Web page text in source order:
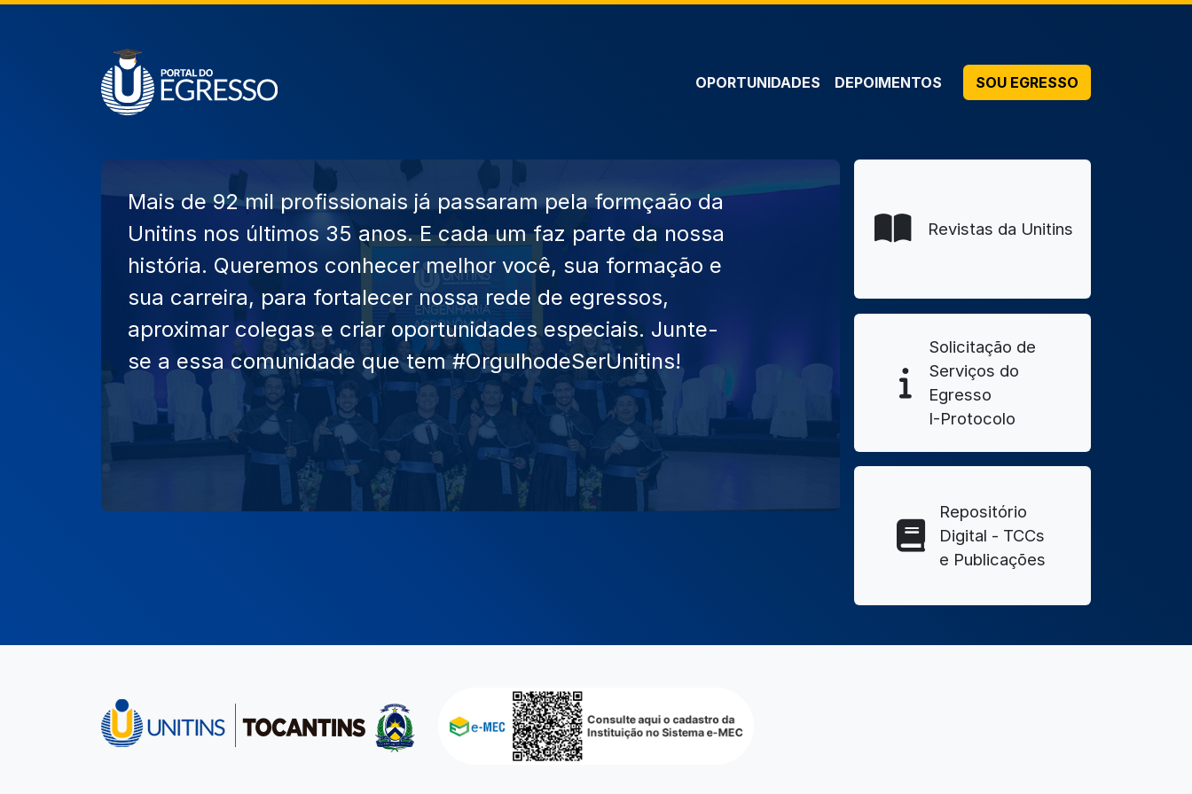
OPORTUNIDADES DEPOIMENTOS SOU EGRESSO
Mais de 92 mil profissionais já passaram pela formçaão da
Unitins nos últimos 35 anos. E cada um faz parte da nossa
história. Queremos conhecer melhor você, sua formação e
sua carreira, para fortalecer nossa rede de egressos,
aproximar colegas e criar oportunidades especiais. Junte-
se a essa comunidade que tem #OrgulhodeSerUnitins!
Revistas da Unitins
Solicitação de
Serviços do
Egresso
I-Protocolo
Repositório
Digital - TCCs
e Publicações